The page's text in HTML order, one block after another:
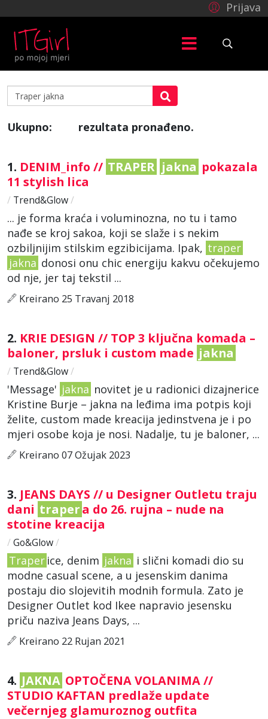
Prijava
Ukupno: rezultata pronađeno.
1. DENIM_info // TRAPER jakna pokazala
11 stylish lica
/ Trend&Glow/
... je forma kraća i voluminozna, no tu i tamo
nađe se kroj sakoa, koji se slaže i s nekim
ozbiljnijim stilskim egzibicijama. Ipak, traper
jakna donosi onu chic energiju kakvu očekujemo
od nje, jer taj tekstil ...
Kreirano 25 Travanj 2018
2. KRIE DESIGN // TOP 3 ključna komada –
baloner, prsluk i custom made jakna
/ Trend&Glow/
'Message' jakna novitet je u radionici dizajnerice
Kristine Burje – jakna na leđima ima potpis koji
želite, custom made kreacija jedinstvena je i po
mjeri osobe koja je nosi. Nadalje, tu je baloner, ...
Kreirano 07 Ožujak 2023
3. JEANS DAYS // u Designer Outletu traju
dani trapera do 26. rujna – nude na
stotine kreacija
/ Go&Glow/
Traper ice, denim jakna i slični komadi dio su
modne casual scene, a u jesenskim danima
postaju dio slojevitih modnih formula. Zato je
Designer Outlet kod Ikee napravio jesensku
priču naziva Jeans Days, ...
Kreirano 22 Rujan 2021
4. JAKNA OPTOČENA VOLANIMA //
STUDIO KAFTAN predlaže update
večernjeg glamuroznog outfita